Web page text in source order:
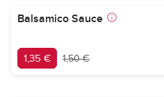
Balsamico Sauce
1,35 € 1,50 €